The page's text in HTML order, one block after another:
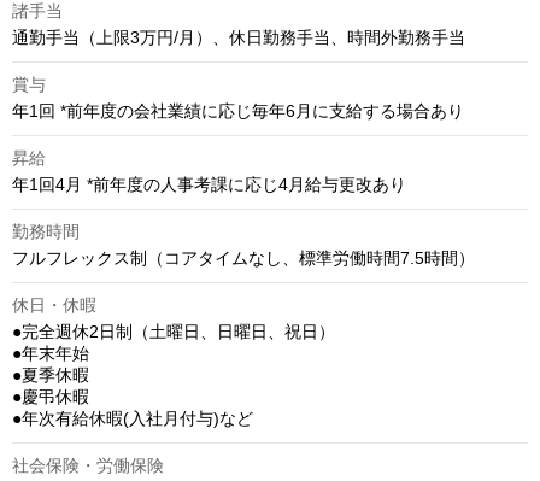
諸手当
通勤手当（上限3万円/月）、休日勤務手当、時間外勤務手当
賞与
年1回 *前年度の会社業績に応じ毎年6月に支給する場合あり
昇給
年1回4月 *前年度の人事考課に応じ4月給与更改あり
勤務時間
フルフレックス制（コアタイムなし、標準労働時間7.5時間）
休日・休暇
●完全週休2日制（土曜日、日曜日、祝日）
●年末年始
●夏季休暇
●慶弔休暇
●年次有給休暇(入社月付与)など
社会保険・労働保険